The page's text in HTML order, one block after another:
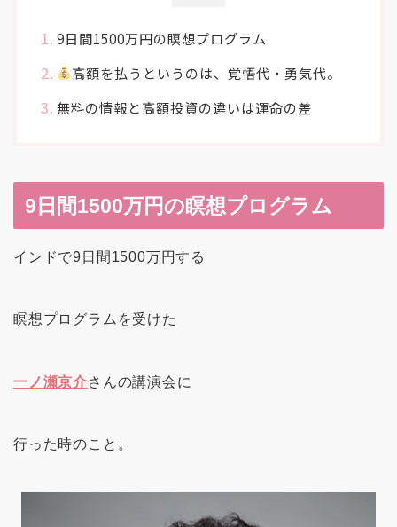
9日間1500万円の瞑想プログラム
高額を払うというのは、覚悟代・勇気代。
無料の情報と高額投資の違いは運命の差
9日間1500万円の瞑想プログラム
インドで9日間1500万円する
瞑想プログラムを受けた
一ノ瀬京介さんの講演会に
行った時のこと。